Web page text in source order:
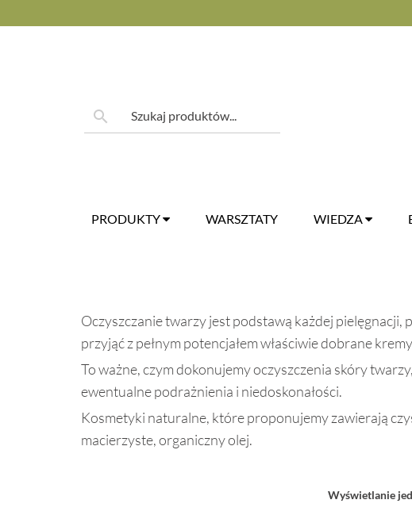
to
search
PRODUKTY WARSZTATY WIEDZA
Oczyszczanie twarzy jest podstawą każdej
przyjąć z pełnym potencjałem właściwie dobrane
To ważne, czym dokonujemy oczyszczenia skóry
ewentualne podrażnienia i niedoskonałości.
Kosmetyki naturalne, które proponujemy zawierają
macierzyste, organiczny olej.
Wyświetlanie